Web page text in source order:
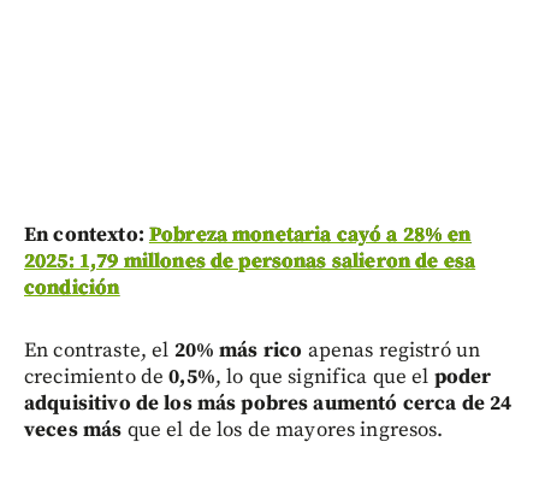
En contexto: Pobreza monetaria cayó a 28% en
2025: 1,79 millones de personas salieron de esa
condición
En contraste, el 20% más rico apenas registró un
crecimiento de0,5%, lo que significa que el poder
adquisitivo de los más pobres aumentó cerca de 24
veces más que el de los de mayores ingresos.